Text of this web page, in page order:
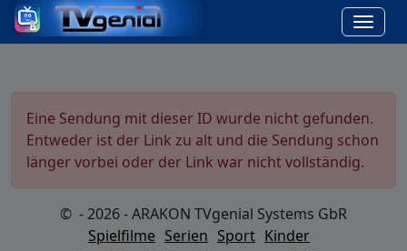
Eine Sendung mit dieser ID wurde nicht gefunden.
Entweder ist der Link zu alt und die Sendung schon
länger vorbei oder der Link war nicht vollständig.
© - 2026 - ARAKON TVgenial Systems GbR
Spielfilme Serien Sport Kinder